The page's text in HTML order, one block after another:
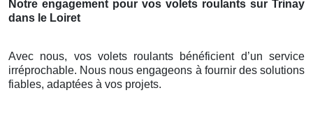
Notre engagement pour vos volets roulants sur Trinay
dans le Loiret
Avec nous, vos volets roulants bénéficient d’un service
irréprochable. Nous nous engageons à fournir des solutions
fiables, adaptées à vos projets.